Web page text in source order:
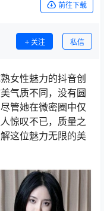
前往下载
关注 私信
女性魅力的抖音创
气质不同，没有圆
管她在微密圈中仅
惊叹不已，质量之
这位魅力无限的美